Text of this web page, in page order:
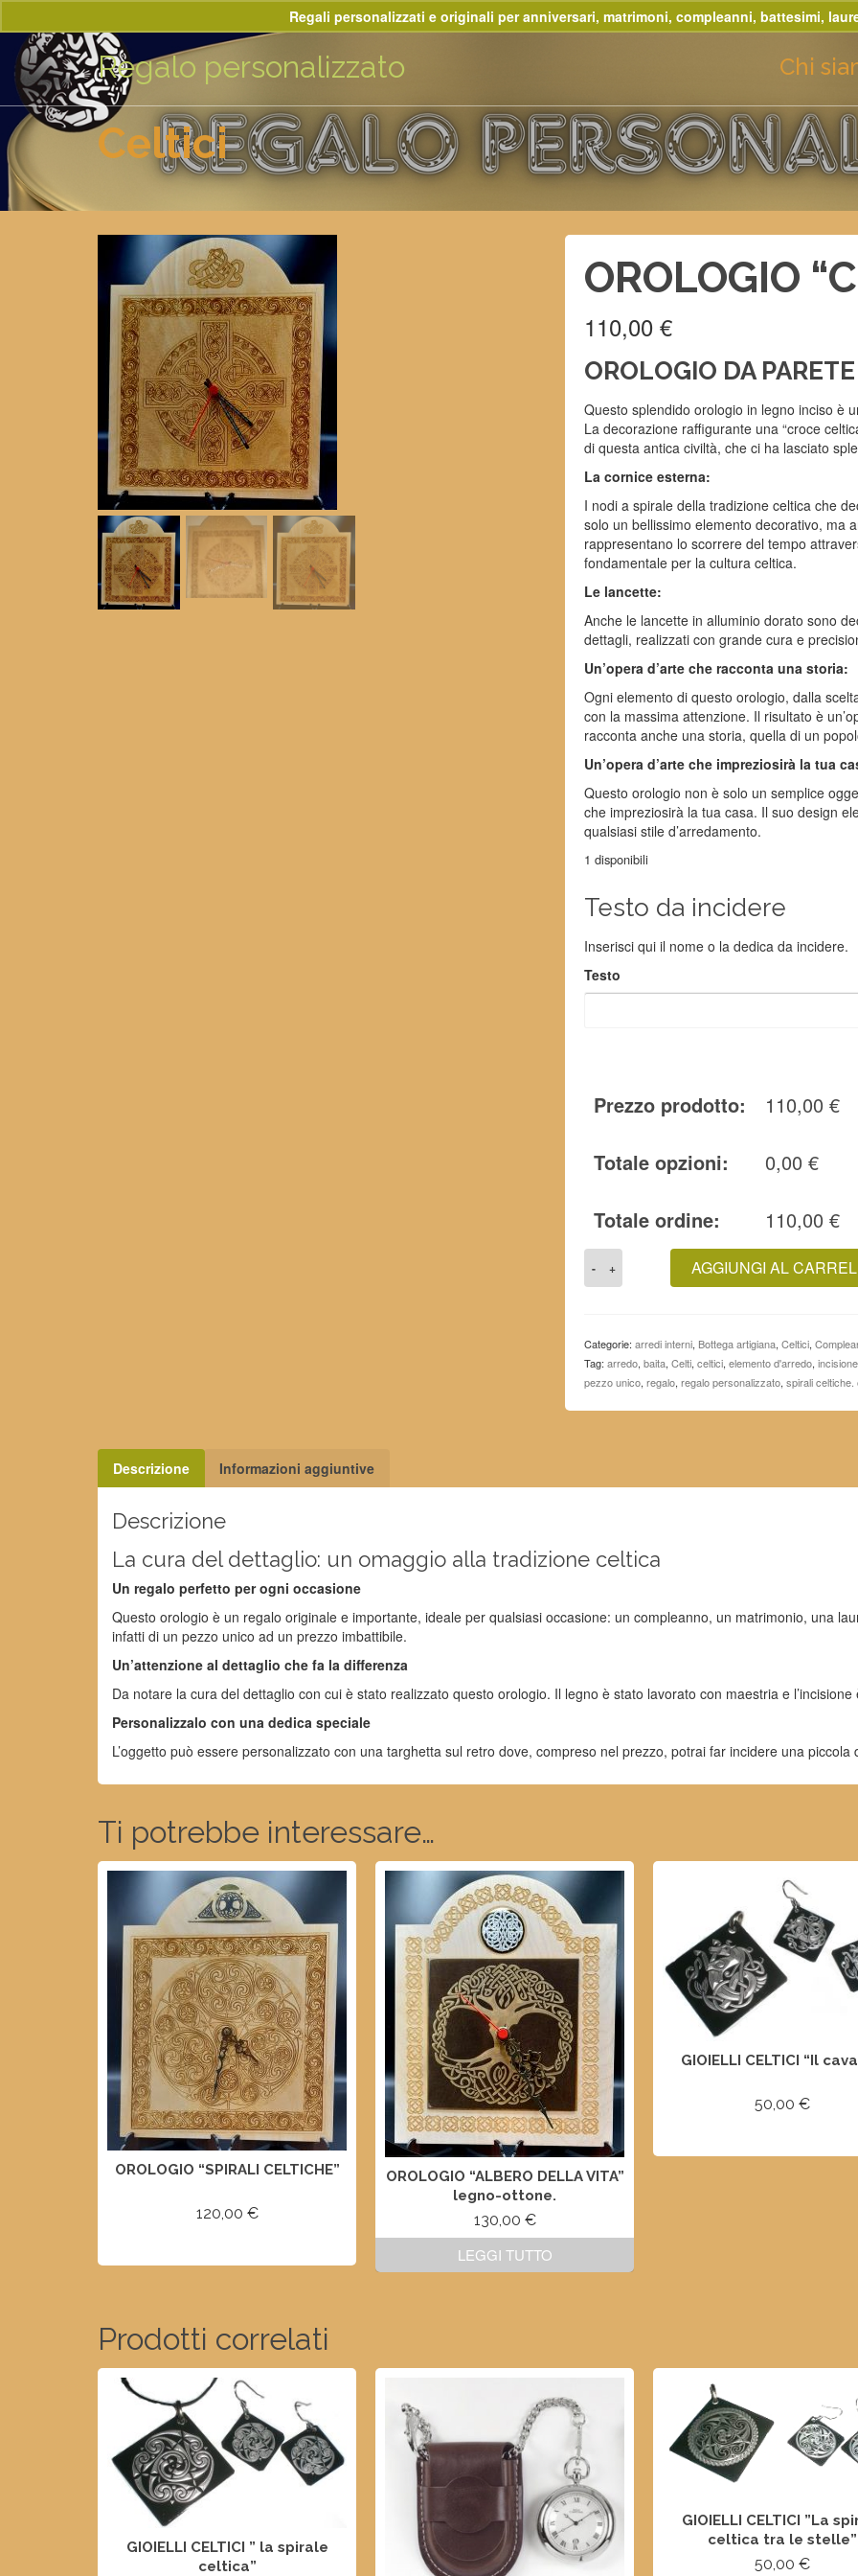
Regalo personalizzato Chi
Celtici
OROLOGIO
110,00 €
OROLOGIO DA
Questo splendido orologio in legno inciso è
La decorazione raffigurante una “croce
di questa antica civiltà, che ci ha lasciato
La cornice esterna:
I nodi a spirale della tradizione celtica che
solo un bellissimo elemento decorativo, ma
rappresentano lo scorrere del tempo
fondamentale per la cultura celtica.
Le lancette:
Anche le lancette in alluminio dorato sono
dettagli, realizzati con grande cura e
Un’opera d’arte che racconta una storia:
Ogni elemento di questo orologio, dalla
con la massima attenzione. Il risultato è
racconta anche una storia, quella di un
Un’opera d’arte che impreziosirà la tua
Questo orologio non è solo un semplice
che impreziosirà la tua casa. Il suo design
qualsiasi stile d’arredamento.
1 disponibili
Testo da incidere
Inserisci qui il nome o la dedica da incidere.
Testo
Prezzo prodotto: 110,00 €
Totale opzioni: 0,00 €
Totale ordine: 110,00 €
OROLOGIO
"CROCE
AGGIUNGI AL
Categorie: arredi interni, Bottega artigiana, Celtici,
Tag: arredo, baita, Celti, celtici, elemento d'arredo, incisione
pezzo unico, regalo, regalo personalizzato, spirali celtiche.
Descrizione Informazioni aggiuntive
Descrizione
La cura del dettaglio: un omaggio alla tradizione celtica
Un regalo perfetto per ogni occasione
Questo orologio è un regalo originale e importante, ideale per qualsiasi occasione: un compleanno, un matrimonio, una
infatti di un pezzo unico ad un prezzo imbattibile.
Un’attenzione al dettaglio che fa la differenza
Da notare la cura del dettaglio con cui è stato realizzato questo orologio. Il legno è stato lavorato con maestria e
Personalizzalo con una dedica speciale
L’oggetto può essere personalizzato con una targhetta sul retro dove, compreso nel prezzo, potrai far incidere una piccola
Ti potrebbe interessare…
OROLOGIO “SPIRALI CELTICHE”
120,00 €
OROLOGIO “ALBERO DELLA VITA”
legno-ottone.
130,00 €
LEGGI TUTTO
GIOIELLI CELTICI “Il
50,00 €
Prodotti correlati
GIOIELLI CELTICI ” la spirale
celtica”
GIOIELLI CELTICI ”La
celtica tra le stelle”
50,00 €
Regali personalizzati e originali per anniversari, matrimoni, compleanni, battesimi,